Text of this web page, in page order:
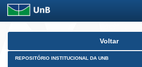
Skip
Voltar
REPOSITÓRIO INSTITUCIONAL DA UNB